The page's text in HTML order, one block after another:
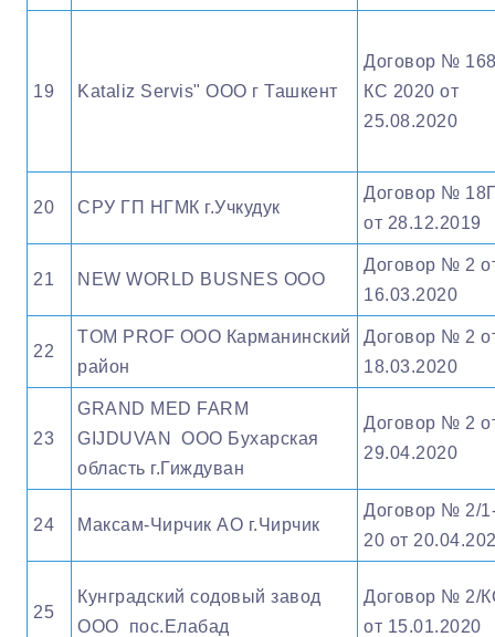
19 Kataliz Servis" OOO г Ташкент
Договор №
КС 2020 от
25.08.2020
20 СРУ ГП НГМК г.Учкудук
Договор №
от 28.12.2019
21 NEW WORLD BUSNES ООО
Договор № 2
16.03.2020
22
TOM PROF ООО Карманинский
район
Договор № 2
18.03.2020
23
GRAND MED FARM
GIJDUVAN OOO Бухарская
область г.Гиждуван
Договор № 2
29.04.2020
24 Максам-Чирчик АО г.Чирчик
Договор № 2/
20 от
25
Кунградский содовый завод
ООО пос.Елабад
Договор № 2/
от 15.01.2020